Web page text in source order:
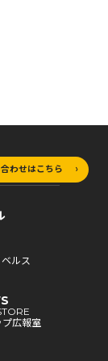
わせはこちら
ルス
広報室